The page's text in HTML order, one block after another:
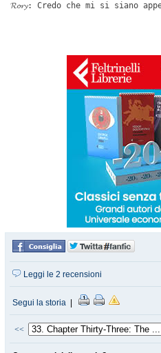
𝓡𝓸𝓻𝔂: Credo che mi si siano
Leggi le 2 recensioni
Segui la storia
<<